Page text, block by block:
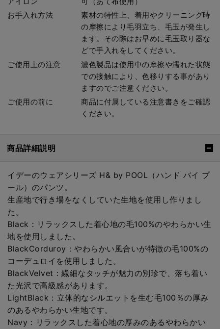
お手入れ方法
素材の特性上、着用やクリーニング時
の摩擦により毛羽立ち、毛玉が発生し
ます。その際はお早めに毛玉取り器な
どで手入れをしてください。
ご使用上の注意
濃色製品は使用中の摩擦や濡れた状態
での接触により、色移りする事があり
ますのでご注意ください。
ご使用の前に
商品に付属している注意書きをご確認
ください。
商品詳細説明
イデーのウェアシリーズ H& by POOL（ハンド バイ プ
ール）のパンツ。
生産地で行き場をなくしていた生地を使用し作りまし
た。
Black：リラックスした着心地の毛100%のやわらかい生
地を使用しました。
BlackCorduroy：やわらかい風合いが特徴の毛100%の
コーデュロイを使用しました。
BlackVelvet：繊細なタッチが魅力の別珍で、落ち着い
た光沢で高級感があります。
LightBlack：立体的なシルエットを生む毛100％の厚み
のあるやわらかい生地です。
Navy：リラックスした着心地の厚みのあるやわらかい